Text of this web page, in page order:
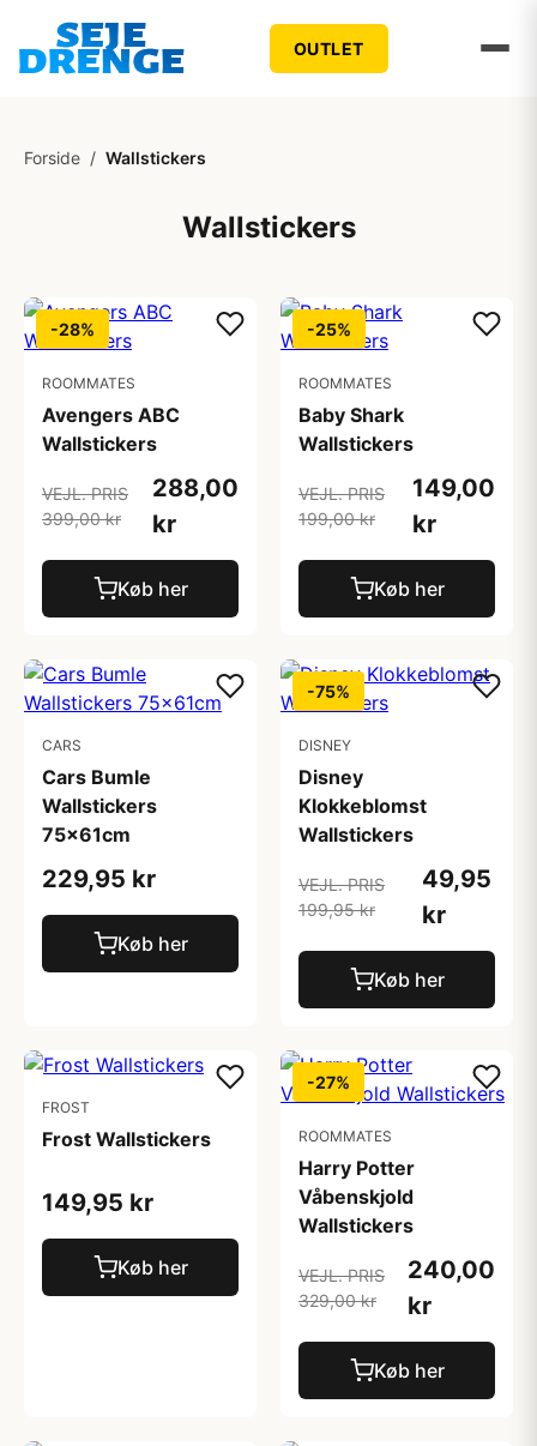
OUTLET
Forside / Wallstickers
Wallstickers
-28%
ROOMMATES
Avengers ABC
Wallstickers
VEJL. PRIS
399,00 kr
288,00
kr
Køb her
-25%
ROOMMATES
Baby Shark
Wallstickers
VEJL. PRIS
199,00 kr
149,00
kr
Køb her
CARS
Cars Bumle
Wallstickers
75x61cm
229,95 kr
Køb her
-75%
DISNEY
Disney
Klokkeblomst
Wallstickers
VEJL. PRIS
199,95 kr
49,95
kr
Køb her
FROST
Frost Wallstickers
149,95 kr
Køb her
-27%
ROOMMATES
Harry Potter
Våbenskjold
Wallstickers
VEJL. PRIS
329,00 kr
240,00
kr
Køb her